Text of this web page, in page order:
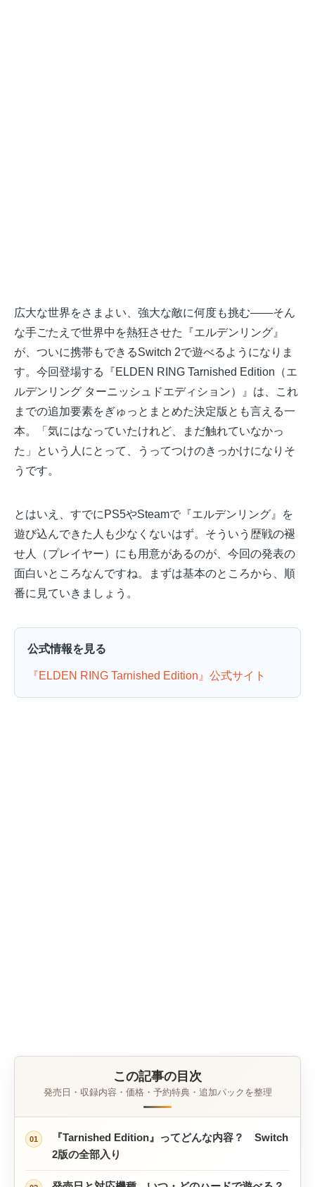
広大な世界をさまよい、強大な敵に何度も挑む——そん
な手ごたえで世界中を熱狂させた『エルデンリング』
が、ついに携帯もできるSwitch 2で遊べるようになりま
す。今回登場する『ELDEN RING Tarnished Edition（エ
ルデンリング ターニッシュドエディション）』は、これ
までの追加要素をぎゅっとまとめた決定版とも言える一
本。「気にはなっていたけれど、まだ触れていなかっ
た」という人にとって、うってつけのきっかけになりそ
うです。
とはいえ、すでにPS5やSteamで『エルデンリング』を
遊び込んできた人も少なくないはず。そういう歴戦の褪
せ人（プレイヤー）にも用意があるのが、今回の発表の
面白いところなんですね。まずは基本のところから、順
番に見ていきましょう。
公式情報を見る
『ELDEN RING Tarnished Edition』公式サイト
この記事の目次
発売日・収録内容・価格・予約特典・追加パックを整理
01
『Tarnished Edition』ってどんな内容？ Switch
2版の全部入り